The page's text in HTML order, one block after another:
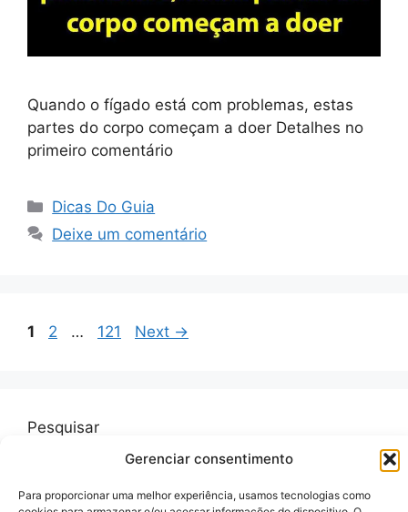
Gerenciar consentimento
Para proporcionar uma melhor experiência, usamos tecnologias como
Quando o fígado está com problemas, estas
partes do corpo começam a doer Detalhes no
primeiro comentário
Categorias
Dicas Do Guia
Deixe um comentário
Page
1 Page
2 … Page
121 Next →
Pesquisar
Pesquisar